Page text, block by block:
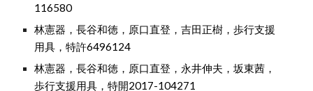
116580
林憲器 ，長谷和徳 ， 原口直登 ，吉田正樹 ，歩行支援
用具 ，特許6496124
林憲器，長谷和徳，原口直登，永井伸夫，坂東茜，
歩行支援用具 ，特開2017-104271